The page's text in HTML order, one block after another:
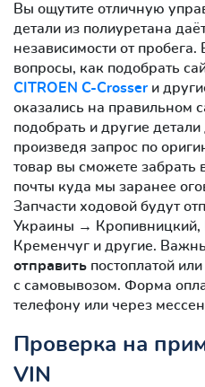
Вы ощутите отличную
детали из полиуретана
независимости от
вопросы, как подобрать
CITROEN C-Crosserи
оказались на правильном
подобрать и другие
произведя запрос по
товар вы сможете
почты куда мы заранее
Запчасти ходовой будут
Украины →
Кременчуг и другие.
отправить постоплатой
с самовывозом. Форма
телефону или через
Проверка на
VIN